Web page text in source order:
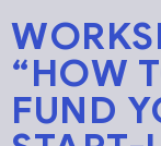
“HOW
FUND